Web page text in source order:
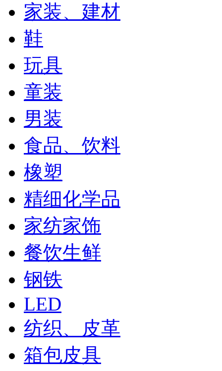
家装、建材
鞋
玩具
童装
男装
食品、饮料
橡塑
精细化学品
家纺家饰
餐饮生鲜
钢铁
LED
纺织、皮革
箱包皮具